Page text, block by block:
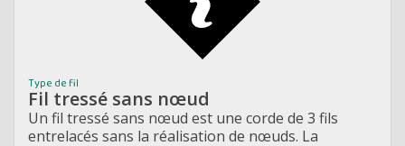
Type de fil
Fil tressé sans nœud
Un fil tressé sans nœud est une corde de 3 fils
entrelacés sans la réalisation de nœuds. La